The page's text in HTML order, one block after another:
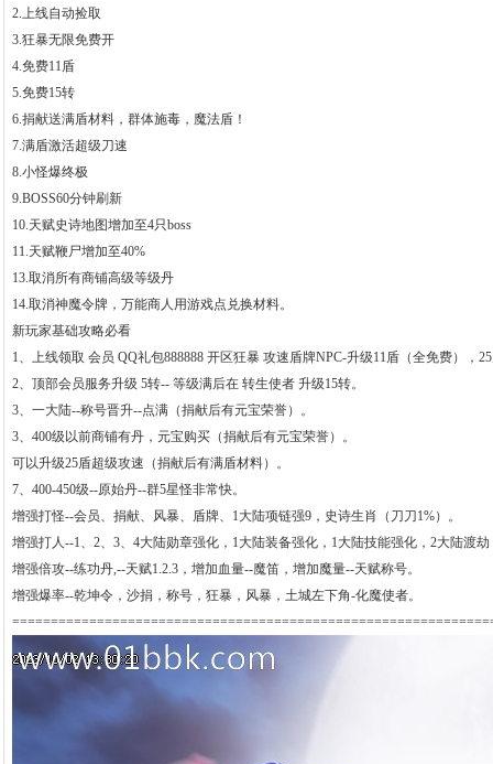
2.上线自动捡取
3.狂暴无限免费开
4.免费11盾
5.免费15转
6.捐献送满盾材料，群体施毒，魔法盾！
7.满盾激活超级刀速
8.小怪爆终极
9.BOSS60分钟刷新
10.天赋史诗地图增加至4只boss
11.天赋鞭尸增加至40%
13.取消所有商铺高级等级丹
14.取消神魔令牌，万能商人用游戏点兑换材料。
新玩家基础攻略必看
1、上线领取 会员 QQ礼包888888 开区狂暴 攻速盾牌NPC-升级11盾（全免费），
2、顶部会员服务升级 5转-- 等级满后在 转生使者 升级15转。
3、一大陆--称号晋升--点满（捐献后有元宝荣誉）。
3、400级以前商铺有丹，元宝购买（捐献后有元宝荣誉）。
可以升级25盾超级攻速（捐献后有满盾材料）。
7、400-450级--原始丹--群5星怪非常快。
增强打怪--会员、捐献、风暴、盾牌、1大陆项链强9，史诗生肖（刀刀1%）。
增强打人--1、2、3、4大陆勋章强化，1大陆装备强化，1大陆技能强化，2大陆渡
增强倍攻--练功丹,--天赋1.2.3，增加血量--魔笛，增加魔量--天赋称号。
增强爆率--乾坤令，沙捐，称号，狂暴，风暴，土城左下角-化魔使者。